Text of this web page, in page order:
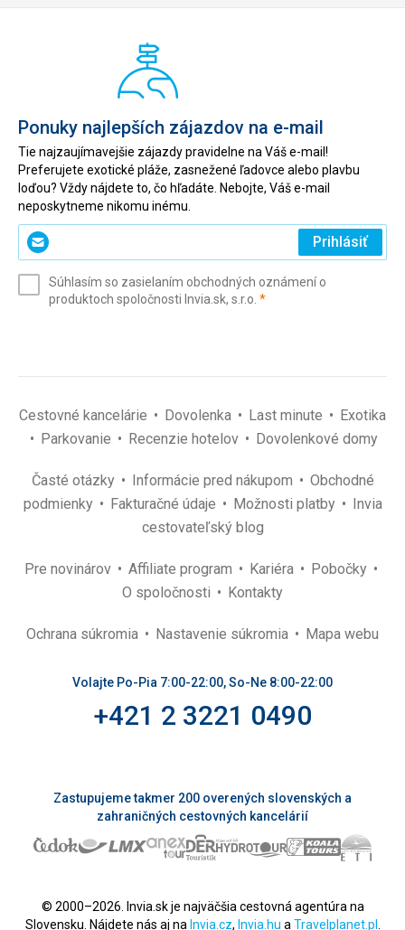
Ponuky najlepších zájazdov na e-mail
Tie najzaujímavejšie zájazdy pravidelne na Váš e-mail!
Preferujete exotické pláže, zasnežené ľadovce alebo plavbu
loďou? Vždy nájdete to, čo hľadáte. Nebojte, Váš e-mail
neposkytneme nikomu inému.
Zadajte
svoj
(povinné)
Prihlásiť
Súhlasím so zasielaním obchodných oznámení o
produktoch spoločnosti Invia.sk, s.r.o. *(povinné)
Cestovné kancelárie Dovolenka Last minute
Exotika
Parkovanie
Recenzie hotelov Dovolenkové domy
Časté otázky Informácie pred nákupom
Obchodné
podmienky
Fakturačné údaje Možnosti platby
Invia
cestovateľský blog
Pre novinárov Affiliate program Kariéra
Pobočky
O spoločnosti
Kontakty
Ochrana súkromia Nastavenie súkromia Mapa webu
Volajte Po-Pia 7:00-22:00, So-Ne 8:00-22:00
+421 2 3221 0490
Zastupujeme takmer 200 overených slovenských a
zahraničných cestovných kancelárií
© 2000–2026. Invia.sk je najväčšia cestovná agentúra na
Slovensku. Nájdete nás aj na Invia.cz, Invia.hu a Travelplanet.pl